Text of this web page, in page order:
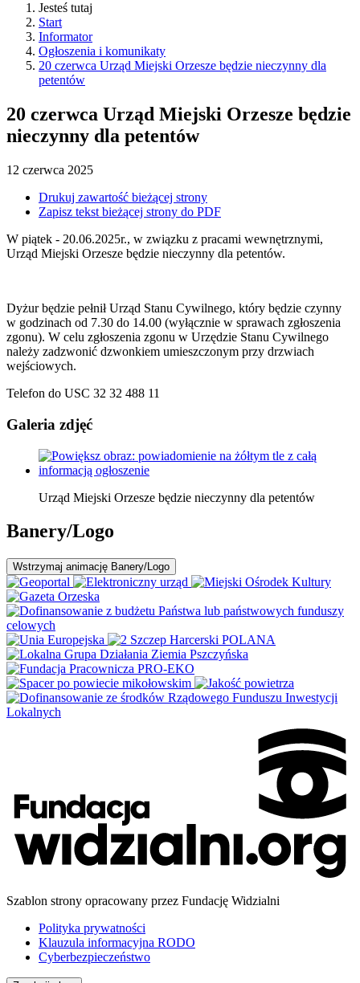
Jesteś tutaj
Start
Informator
Ogłoszenia i komunikaty
20 czerwca Urząd Miejski Orzesze będzie nieczynny dla
petentów
20 czerwca Urząd Miejski Orzesze będzie
nieczynny dla petentów
12 czerwca 2025
Drukuj zawartość bieżącej strony
Zapisz tekst bieżącej strony do PDF
W piątek - 20.06.2025r., w związku z pracami wewnętrznymi,
Urząd Miejski Orzesze będzie nieczynny dla petentów.
Dyżur będzie pełnił Urząd Stanu Cywilnego, który będzie czynny
w godzinach od 7.30 do 14.00 (wyłącznie w sprawach zgłoszenia
zgonu). W celu zgłoszenia zgonu w Urzędzie Stanu Cywilnego
należy zadzwonić dzwonkiem umieszczonym przy drzwiach
wejściowych.
Telefon do USC 32 32 488 11
Galeria zdjęć
Urząd Miejski Orzesze będzie nieczynny dla petentów
Banery/Logo
Wstrzymaj animację Banery/Logo
Szablon strony opracowany przez Fundację Widzialni
Polityka prywatności
Klauzula informacyjna RODO
Cyberbezpieczeństwo